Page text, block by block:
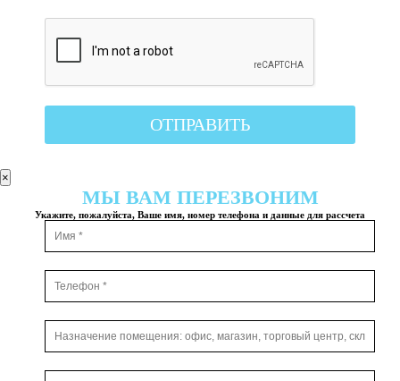
×
МЫ ВАМ ПЕРЕЗВОНИМ
Укажите, пожалуйста, Ваше имя, номер телефона и данные для рассчета